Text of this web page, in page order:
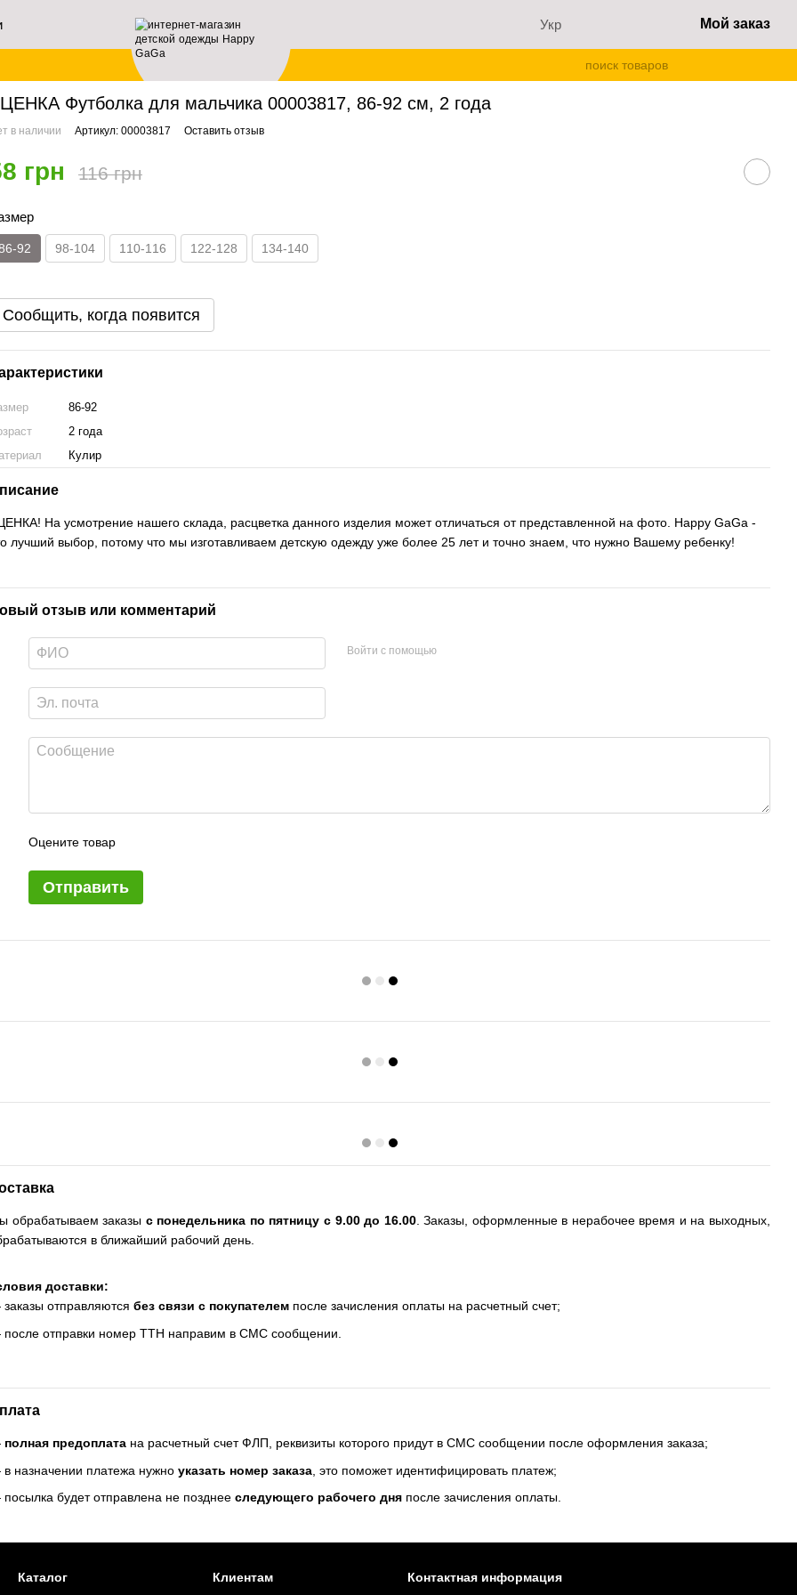
Укр Мой заказ
Футболки УЦЕНКА Футболка для мальчика 00003817, 86-92 см, 2 года
Футболка для мальчика 00003817, 86-92 см, 2 года
в наличии Артикул: 00003817 Оставить отзыв
грн 116 грн
92 98-104 110-116 122-128 134-140
Сообщить, когда появится
86-92
2 года
Кулир
На усмотрение нашего склада, расцветка данного изделия может отличаться от представленной на фото. Happy GaGa -
лучший выбор, потому что мы изготавливаем детскую одежду уже более 25 лет и точно знаем, что нужно Вашему ребенку!
отзыв или комментарий
Войти с помощью
Оцените товар
Отправить
обрабатываем заказы с понедельника по пятницу с 9.00 до 16.00. Заказы, оформленные в нерабочее время и на выходных,
в ближайший рабочий день.
доставки:
отправляютсябез связи с покупателем после зачисления оплаты на расчетный счет;
отправки номер ТТН направим в СМС сообщении.
полная предоплата на расчетный счет ФЛП, реквизиты которого придут в СМС сообщении после оформления заказа;
назначении платежа нужноуказать номер заказа , это поможет идентифицировать платеж;
будет отправлена не позднееследующего рабочего дня после зачисления оплаты.
Каталог Клиентам Контактная информация